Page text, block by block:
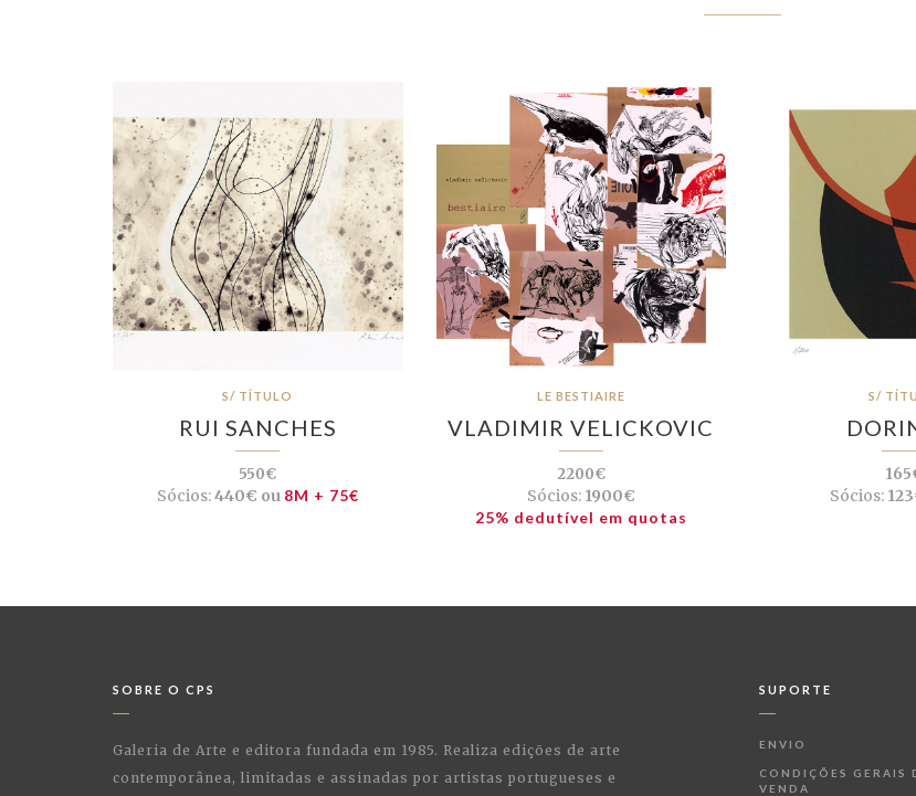
S/ TÍTULO
RUI SANCHES
550€
Sócios:440€ ou 8M + 75€
LE BESTIAIRE
VLADIMIR VELICKOVIC
2200€
Sócios:1900€
25% dedutível em quotas
S/
Sócios:
SOBRE O CPS
Galeria de Arte e editora fundada em 1985. Realiza edições de arte
contemporânea, limitadas e assinadas por artistas portugueses e
SUPORTE
ENVIO
CONDIÇÕES GERAIS
VENDA